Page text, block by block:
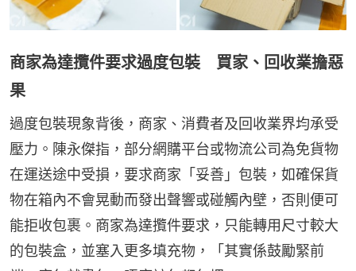
商家為達攬件要求過度包裝 買家、回收業擔惡
果
過度包裝現象背後，商家、消費者及回收業界均承受
壓力。陳永傑指，部分網購平台或物流公司為免貨物
在運送途中受損，要求商家「妥善」包裝，如確保貨
物在箱內不會晃動而發出聲響或碰觸內壁，否則便可
能拒收包裹。商家為達攬件要求，只能轉用尺寸較大
的包裝盒，並塞入更多填充物，「其實係鼓勵緊前